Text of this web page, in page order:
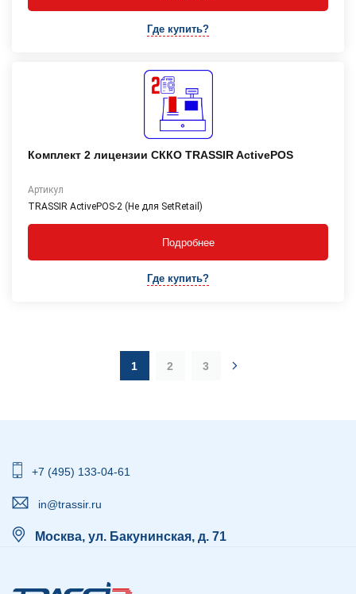
Где купить?
Комплект 2 лицензии СККО TRASSIR ActivePOS
Артикул
TRASSIR ActivePOS-2 (Не для SetRetail)
Подробнее
Где купить?
1 2 3
+7 (495) 133-04-61
in@trassir.ru
Москва, ул. Бакунинская, д. 71